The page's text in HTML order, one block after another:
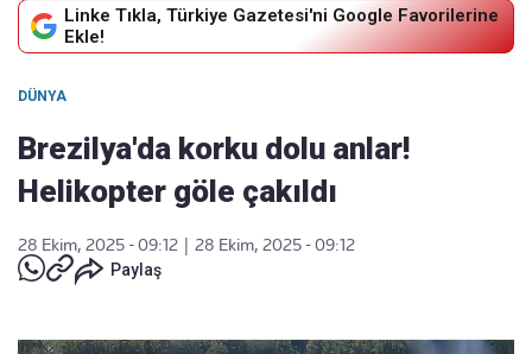
Linke Tıkla, Türkiye Gazetesi'ni Google Favorilerine
Ekle!
DÜNYA
Brezilya'da korku dolu anlar!
Helikopter göle çakıldı
28 Ekim, 2025 - 09:12
28 Ekim, 2025 - 09:12
Paylaş